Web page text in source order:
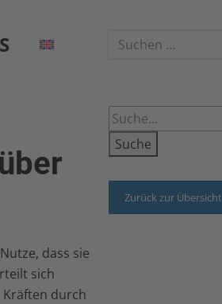
dass sie
sich
Kräften durch
Suche
Zurück zur Übersicht